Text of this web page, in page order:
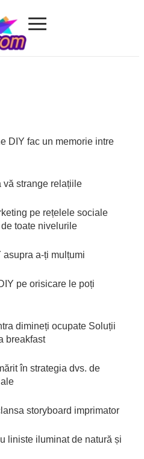
Kajiz.com
≡
DIY fac un memorie intre
vă strange relațiile
pe rețelele sociale
toate nivelurile
a-ți mulțumi
pe orisicare le poți
dimineți ocupate Soluții
breakfast
în strategia dvs. de
storyboard imprimator
liniste iluminat de natură și